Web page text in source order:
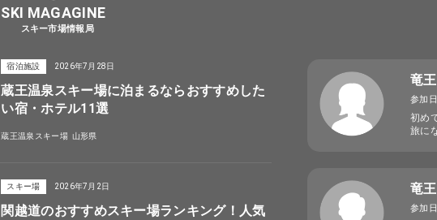
SKI MAGAGINE
スキー市場情報局
宿泊施設 2026年7月28日
蔵王温泉スキー場に泊まるならおすすめした
い宿・ホテル11選
蔵王温泉スキー場 山形県
スキー場 2026年7月2日
関越道のおすすめスキー場ランキング！人気
竜
参加
初め
旅に
竜
参加